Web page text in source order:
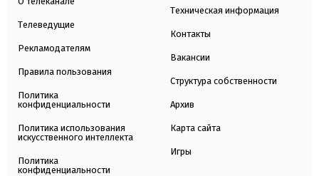
Телеведущие
Рекламодателям
Правила пользования
Политика
конфиденциальности
Политика использования
искусственного интеллекта
Политика
конфиденциальности
Техническая информация
Контакты
Вакансии
Структура собственности
Архив
Карта сайта
Игры